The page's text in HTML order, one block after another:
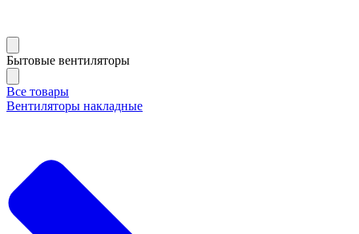
Бытовые вентиляторы
Все товары
Вентиляторы накладные